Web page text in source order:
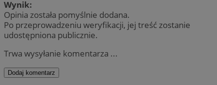
Wynik:
Opinia została pomyślnie dodana.
Po przeprowadzeniu weryfikacji, jej treść zostanie
udostępniona publicznie.
Trwa wysyłanie komentarza ...
Dodaj komentarz